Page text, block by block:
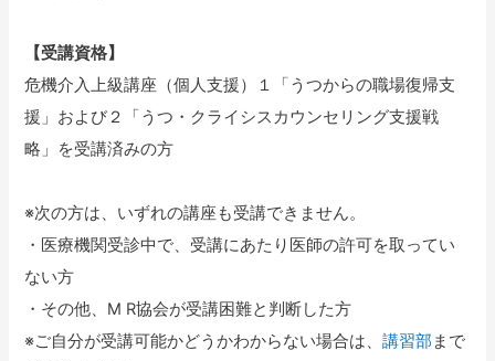
【受講資格】
危機介入上級講座（個人支援）１「うつからの職場復帰支
援」および２「うつ・クライシスカウンセリング支援戦
略」を受講済みの方
※次の方は、いずれの講座も受講できません。
・医療機関受診中で、受講にあたり医師の許可を取ってい
ない方
・その他、M R協会が受講困難と判断した方
※ご自分が受講可能かどうかわからない場合は、講習部 まで